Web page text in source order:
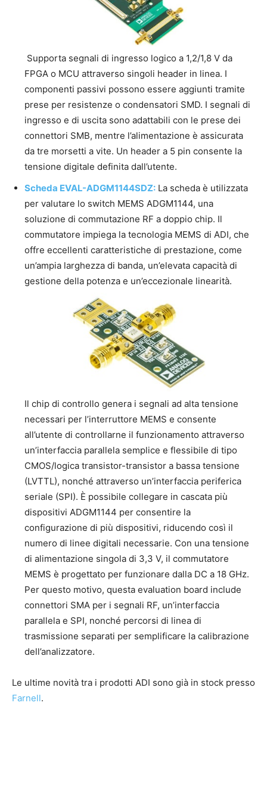
Supporta segnali di ingresso logico a 1,2/1,8 V da
FPGA o MCU attraverso singoli header in linea. I
componenti passivi possono essere aggiunti tramite
prese per resistenze o condensatori SMD. I segnali di
ingresso e di uscita sono adattabili con le prese dei
connettori SMB, mentre l’alimentazione è assicurata
da tre morsetti a vite. Un header a 5 pin consente la
tensione digitale definita dall’utente.
Scheda EVAL-ADGM1144SDZ: La scheda è utilizzata
per valutare lo switch MEMS ADGM1144, una
soluzione di commutazione RF a doppio chip. Il
commutatore impiega la tecnologia MEMS di ADI, che
offre eccellenti caratteristiche di prestazione, come
un’ampia larghezza di banda, un’elevata capacità di
gestione della potenza e un’eccezionale linearità.
Il chip di controllo genera i segnali ad alta tensione
necessari per l’interruttore MEMS e consente
all’utente di controllarne il funzionamento attraverso
un’interfaccia parallela semplice e flessibile di tipo
CMOS/logica transistor-transistor a bassa tensione
(LVTTL), nonché attraverso un’interfaccia periferica
seriale (SPI). È possibile collegare in cascata più
dispositivi ADGM1144 per consentire la
configurazione di più dispositivi, riducendo così il
numero di linee digitali necessarie. Con una tensione
di alimentazione singola di 3,3 V, il commutatore
MEMS è progettato per funzionare dalla DC a 18 GHz.
Per questo motivo, questa evaluation board include
connettori SMA per i segnali RF, un’interfaccia
parallela e SPI, nonché percorsi di linea di
trasmissione separati per semplificare la calibrazione
dell’analizzatore.
Le ultime novità tra i prodotti ADI sono già in stock presso
Farnell.